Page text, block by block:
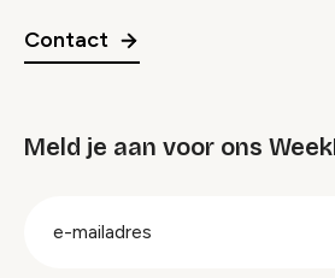
Contact
Meld je aan voor ons